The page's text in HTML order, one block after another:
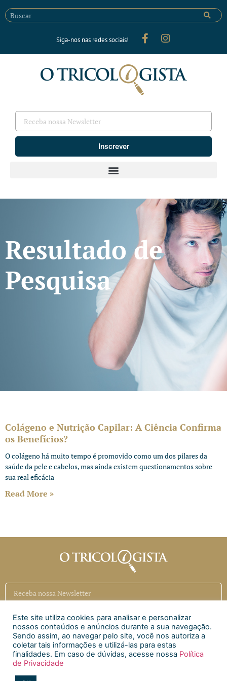
Siga-nos nas redes sociais!
Inscrever
Resultado de
Pesquisa
Colágeno e Nutrição Capilar: A Ciência Confirma
os Benefícios?
O colágeno há muito tempo é promovido como um dos pilares da
saúde da pele e cabelos, mas ainda existem questionamentos sobre
sua real eficácia
Read More »
Inscrever
Siga a CAECI
Siga a Clínica Htri
Este site utiliza cookies para analisar e personalizar
nossos conteúdos e anúncios durante a sua navegação.
Sendo assim, ao navegar pelo site, você nos autoriza a
coletar tais informações e utilizá-las para estas
finalidades. Em caso de dúvidas, acesse nossa Política
de Privacidade